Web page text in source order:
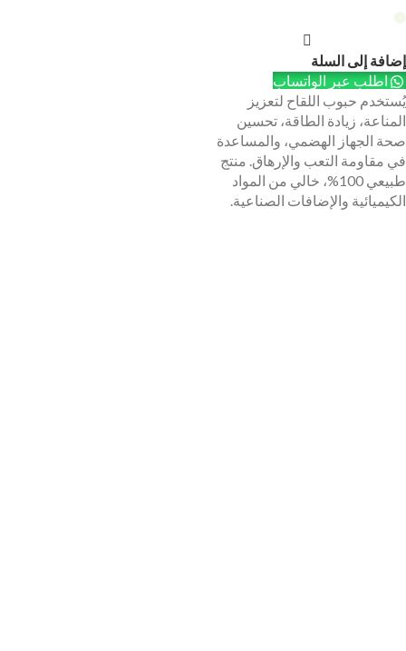
إضافة إلى السلة
اطلب عبر الواتساب
يُستخدم حبوب اللقاح لتعزيز
المناعة، زيادة الطاقة، تحسين
صحة الجهاز الهضمي، والمساعدة
في مقاومة التعب والإرهاق. منتج
طبيعي 100%، خالي من المواد
الكيميائية والإضافات الصناعية.